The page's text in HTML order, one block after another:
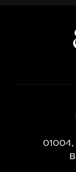
01004,